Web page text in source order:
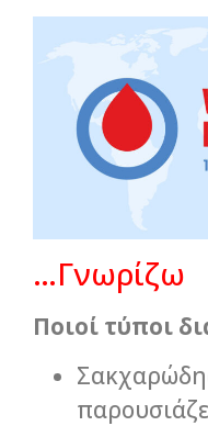
…Γνωρίζω
Ποιοί τύποι